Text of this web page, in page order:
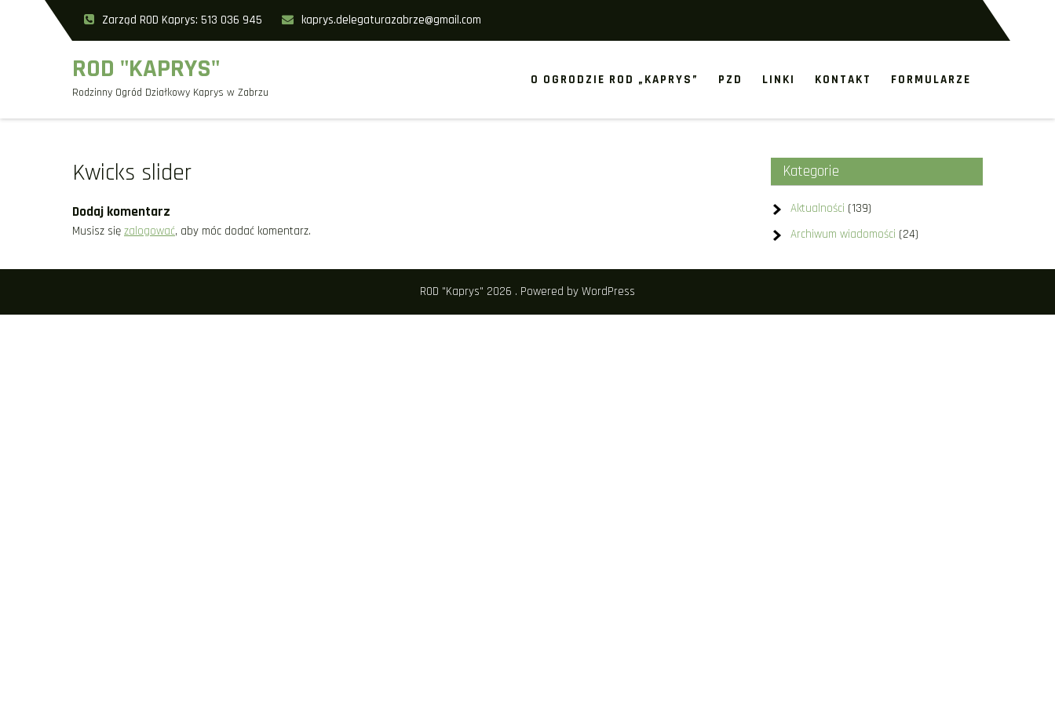
Zarząd ROD Kaprys: 513 036 945 kaprys.delegaturazabrze@gmail.com
ROD "KAPRYS"
Rodzinny Ogród Działkowy Kaprys w Zabrzu
O OGRODZIE ROD „KAPRYS” PZD LINKI KONTAKT FORMULARZE
Kwicks slider
Dodaj komentarz
Musisz się zalogować, aby móc dodać komentarz.
Kategorie
Aktualności (139)
Archiwum wiadomości (24)
ROD "Kaprys" 2026 . Powered by WordPress